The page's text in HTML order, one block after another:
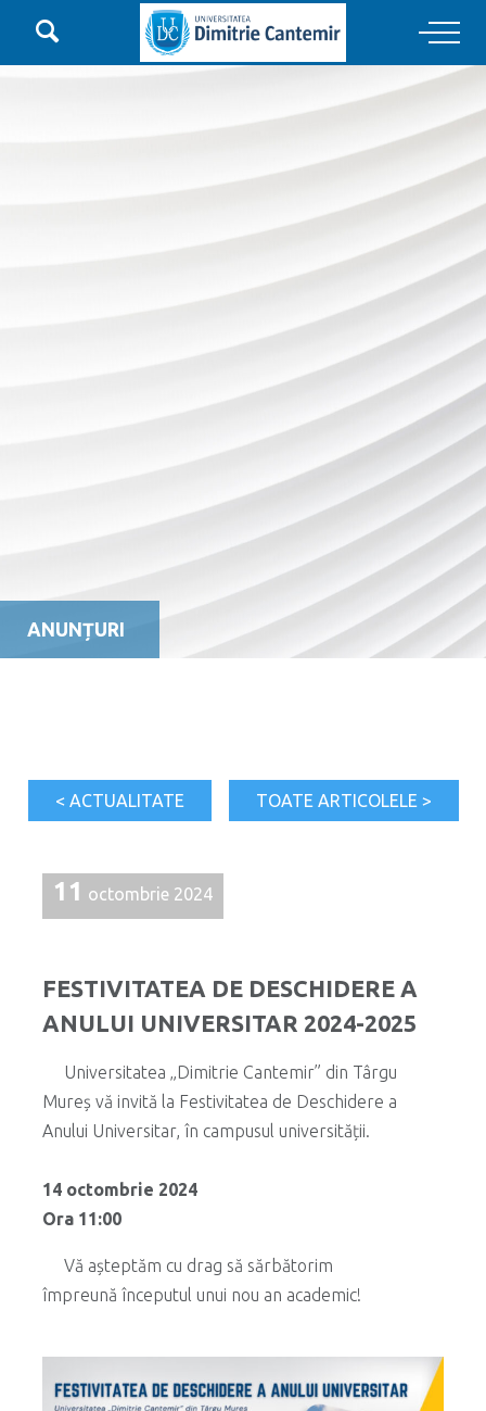

Main Navigation
ANUNȚURI
< ACTUALITATE TOATE ARTICOLELE >
11 octombrie 2024
FESTIVITATEA DE DESCHIDERE A
ANULUI UNIVERSITAR 2024-2025
Universitatea „Dimitrie Cantemir” din Târgu
Mureș vă invită la Festivitatea de Deschidere a
Anului Universitar, în campusul universității.
14 octombrie 2024
Ora 11:00
Vă așteptăm cu drag să sărbătorim
împreună începutul unui nou an academic!